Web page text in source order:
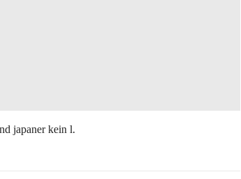
japaner kein l.